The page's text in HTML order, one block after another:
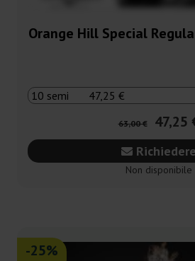
Orange Hill Special
63,00 € 47,25
Richiedere
Non disponibile
-25%